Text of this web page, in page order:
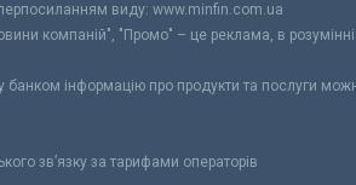
виду: www.minfin.com.ua
компаній", "Промо" – це реклама, в
банком інформацію про продукти та послуги
зв’язку за тарифами операторів